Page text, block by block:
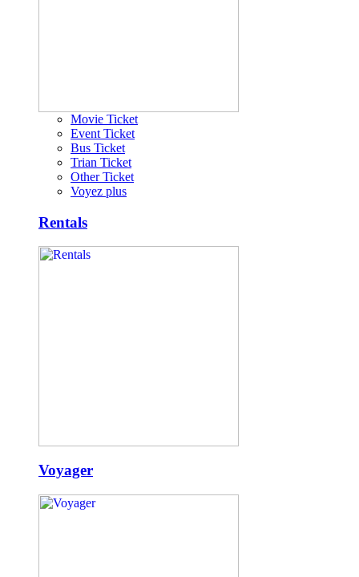
Movie Ticket
Event Ticket
Bus Ticket
Trian Ticket
Other Ticket
Voyez plus
Rentals
Voyager